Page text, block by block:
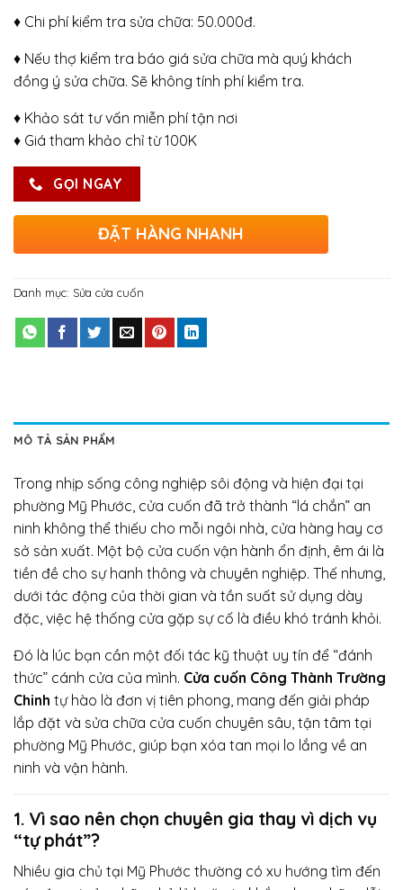
♦ Chi phí kiểm tra sửa chữa: 50.000đ.
♦ Nếu thợ kiểm tra báo giá sửa chữa mà quý khách
đồng ý sửa chữa. Sẽ không tính phí kiểm tra.
♦ Khảo sát tư vấn miễn phí tận nơi
♦ Giá tham khảo chỉ từ 100K
GỌI NGAY
ĐẶT HÀNG NHANH
Danh mục: Sửa cửa cuốn
MÔ TẢ SẢN PHẨM
Trong nhịp sống công nghiệp sôi động và hiện đại tại
phường Mỹ Phước, cửa cuốn đã trở thành “lá chắn” an
ninh không thể thiếu cho mỗi ngôi nhà, cửa hàng hay cơ
sở sản xuất. Một bộ cửa cuốn vận hành ổn định, êm ái là
tiền đề cho sự hanh thông và chuyên nghiệp. Thế nhưng,
dưới tác động của thời gian và tần suất sử dụng dày
đặc, việc hệ thống cửa gặp sự cố là điều khó tránh khỏi.
Đó là lúc bạn cần một đối tác kỹ thuật uy tín để “đánh
thức” cánh cửa của mình. Cửa cuốn Công Thành Trường
Chinh tự hào là đơn vị tiên phong, mang đến giải pháp
lắp đặt và sửa chữa cửa cuốn chuyên sâu, tận tâm tại
phường Mỹ Phước, giúp bạn xóa tan mọi lo lắng về an
ninh và vận hành.
1. Vì sao nên chọn chuyên gia thay vì dịch vụ
“tự phát”?
Nhiều gia chủ tại Mỹ Phước thường có xu hướng tìm đến